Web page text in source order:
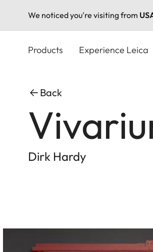
We noticed you're visiting from
Products Experience Leica
Back
Dirk Hardy